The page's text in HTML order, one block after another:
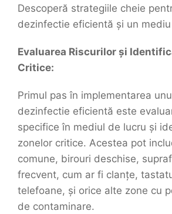
Descoperă strategiile cheie
dezinfectie eficientă și un
Evaluarea Riscurilor și
Critice:
Primul pas în implementarea
dezinfectie eficientă este
specifice în mediul de lucru și
zonelor critice. Acestea pot
comune, birouri deschise,
frecvent, cum ar fi clanțe,
telefoane, și orice alte zone cu
de contaminare.